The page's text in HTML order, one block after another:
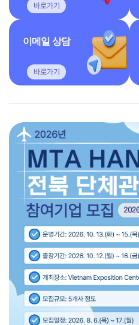
바로가기
이메일 상담
바로가기